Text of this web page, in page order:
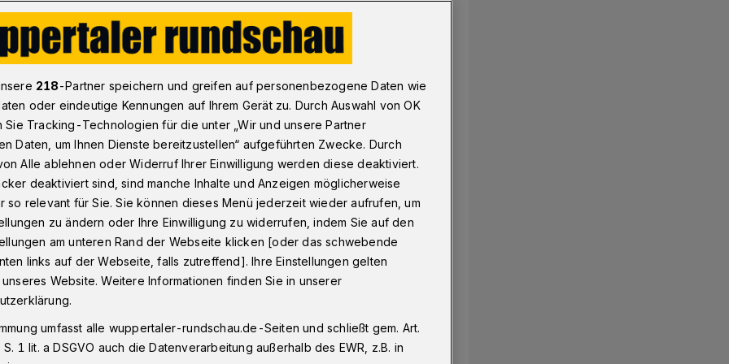
wieder kaiserlich schweben!
kaiserlich
Wuppertaler Comeback-Wochen:
hat das Freibad Mählersbeck am
bald kommt auch der Kaiserwagen
Tickets für die beliebten Kaffeefahrten
6. Juni.
218-Partner speichern und greifen auf personenbezogene Daten wie
oder eindeutige Kennungen auf Ihrem Gerät zu. Durch Auswahl von OK
Sie Tracking-Technologien für die unter „Wir und unsere Partner
Daten, um Ihnen Dienste bereitzustellen“ aufgeführten Zwecke. Durch
Alle ablehnen oder Widerruf Ihrer Einwilligung werden diese deaktiviert.
deaktiviert sind, sind manche Inhalte und Anzeigen möglicherweise
so relevant für Sie. Sie können dieses Menü jederzeit wieder aufrufen, um
zu ändern oder Ihre Einwilligung zu widerrufen, indem Sie auf den
am unteren Rand der Webseite klicken [oder das schwebende
links auf der Webseite, falls zutreffend]. Ihre Einstellungen gelten
Website. Weitere Informationen finden Sie in unserer
umfasst alle wuppertaler-rundschau.de-Seiten und schließt gem. Art.
1 lit. a DSGVO auch die Datenverarbeitung außerhalb des EWR, z.B. in